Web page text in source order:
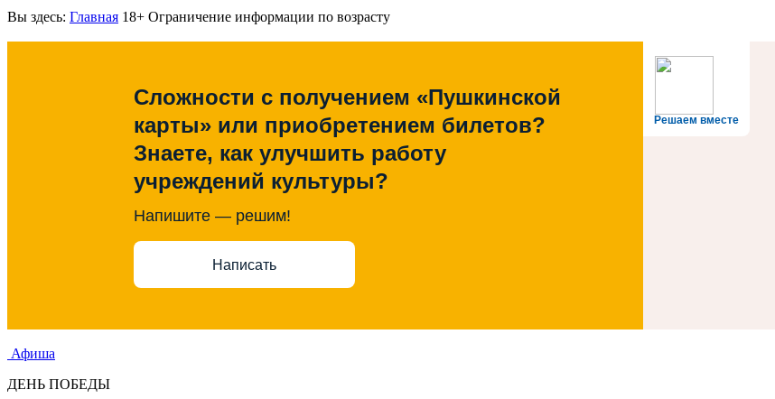
Вы здесь: Главная 18+ Ограничение информации по возрасту
Решаем вместе
Сложности с получением «Пушкинской
карты» или приобретением билетов?
Знаете, как улучшить работу
учреждений культуры?
Напишите — решим!
Написать
Афиша
ДЕНЬ ПОБЕДЫ